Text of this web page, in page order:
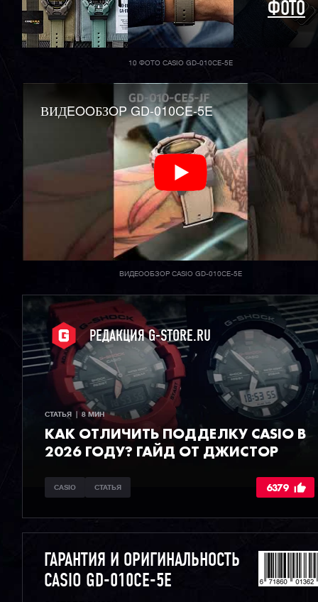
ФОТО
10 ФОТО CASIO GD-010CE-5E
ВИДEOOБЗOP GD-010CE-5E
ВИДЕООБЗОР CASIO GD-010CE-5E
РЕДАКЦИЯ G-STORE.RU
СТАТЬЯ  |  8 МИН
КАК ОТЛИЧИТЬ ПОДДЕЛКУ CASIO В
2026 ГОДУ? ГАЙД ОТ ДЖИСТОР
CASIO СТАТЬЯ 6379
ГАРАНТИЯ И ОРИГИНАЛЬНОСТЬ
CASIO GD-010CE-5E